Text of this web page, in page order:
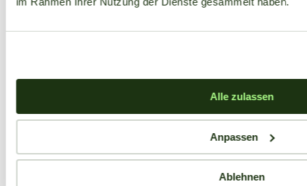
Alle zulassen
Anpassen
Ablehnen